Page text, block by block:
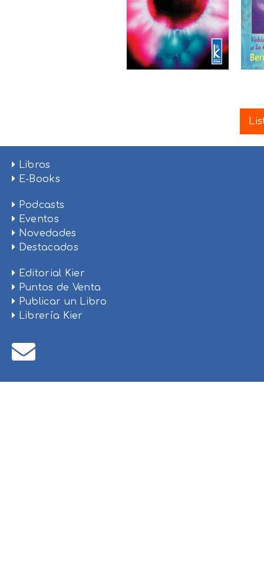
Libros
E-Books
Podcasts
Eventos
Novedades
Destacados
Editorial Kier
Puntos de Venta
Publicar un Libro
Librería Kier